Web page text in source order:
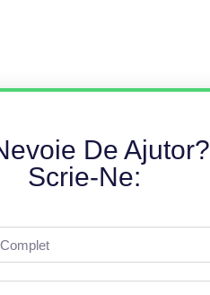
De Ajutor?
Scrie-Ne: